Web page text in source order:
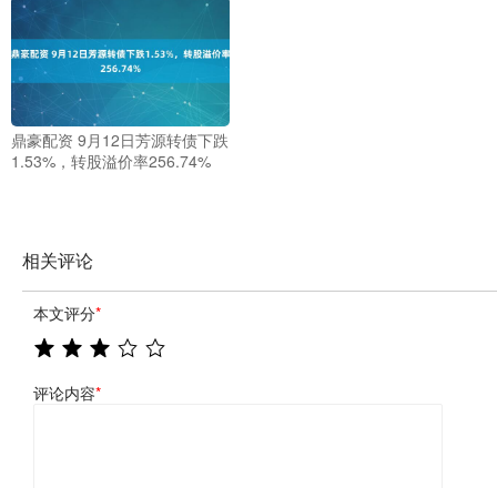
鼎豪配资 9月12日芳源转债下跌
1.53%，转股溢价率256.74%
相关评论
本文评分*
评论内容*